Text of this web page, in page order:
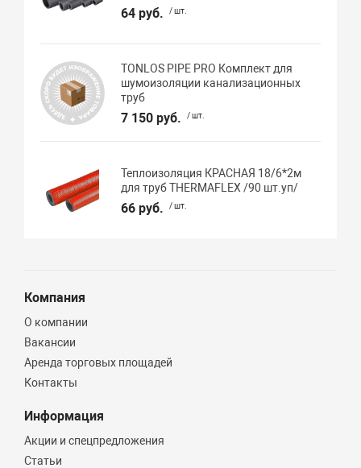
64 руб. / шт.
TONLOS PIPE PRO Комплект для
шумоизоляции канализационных
труб
7 150 руб. / шт.
Теплоизоляция КРАСНАЯ 18/6*2м
для труб THERMAFLEX /90 шт.уп/
66 руб. / шт.
Компания
О компании
Вакансии
Аренда торговых площадей
Контакты
Информация
Акции и спецпредложения
Статьи